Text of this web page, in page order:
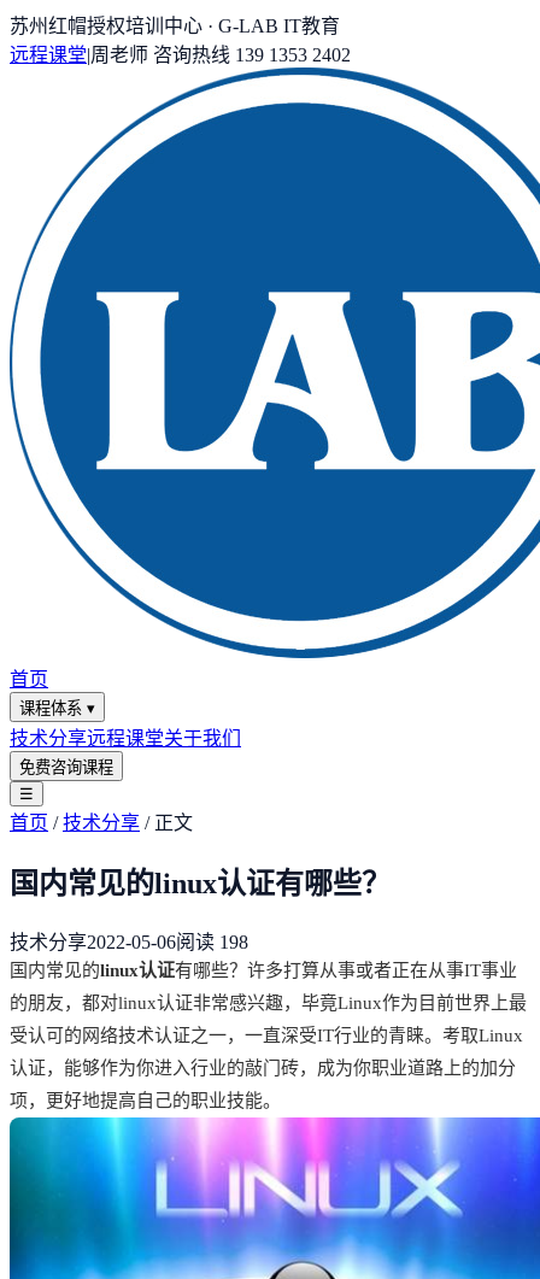
苏州红帽授权培训中心 · G-LAB IT教育
远程课堂|周老师 咨询热线 139 1353 2402
首页
课程体系 ▾
技术分享远程课堂关于我们
免费咨询课程
☰
首页 /技术分享 / 正文
国内常见的linux认证有哪些？
技术分享2022-05-06阅读 198
国内常见的linux认证有哪些？许多打算从事或者正在从事IT事业
的朋友，都对linux认证非常感兴趣，毕竟Linux作为目前世界上最
受认可的网络技术认证之一，一直深受IT行业的青睐。考取Linux
认证，能够作为你进入行业的敲门砖，成为你职业道路上的加分
项，更好地提高自己的职业技能。